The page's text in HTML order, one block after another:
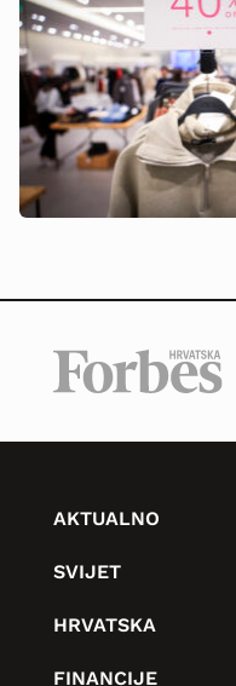
AKTUALNO
SVIJET
HRVATSKA
FINANCIJE